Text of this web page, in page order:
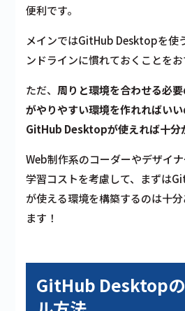
便利です。
メインではGitHub Desktopを使
ンドラインに慣れておくことをお
ただ、 周りと環境を合わせる必
がやりやすい環境を作れればい
GitHub Desktopが使えれば十分
Web制作系のコーダーやデザイナ
学習コストを考慮して、まずは
が使える環境を構築するのは十
ます！
GitHub Desktop